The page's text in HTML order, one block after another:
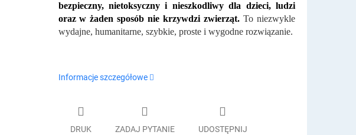
bezpieczny, nietoksyczny i nieszkodliwy dla dzieci, ludzi
oraz w żaden sposób nie krzywdzi zwierząt. To niezwykle
wydajne, humanitarne, szybkie, proste i wygodne rozwiązanie.
Informacje szczegółowe
DRUK ZADAJ PYTANIE UDOSTĘPNIJ